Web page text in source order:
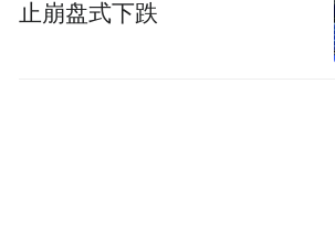
止崩盘式下跌